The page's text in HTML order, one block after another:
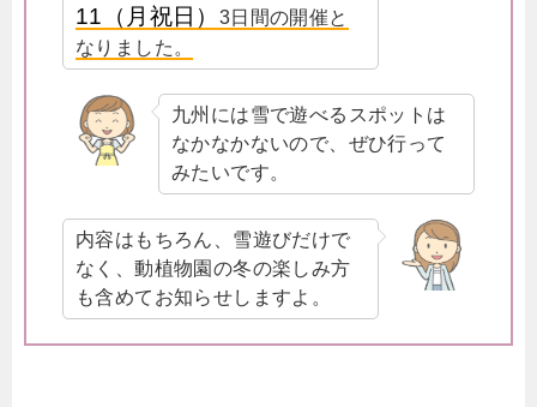
11（月祝日）
3日間の開催と
なりました 。
九州には雪で遊べるスポットは
なかなかないので、ぜひ行って
みたいです。
内容はもちろん、雪遊びだけで
なく、動植物園の冬の楽しみ方
も含めてお知らせしますよ。